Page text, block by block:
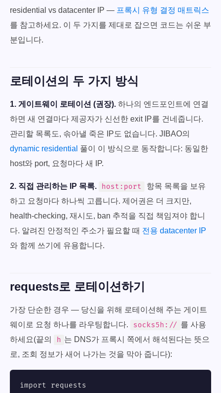
residential vs datacenter IP — 프록시 유형 결정 매트릭스
를 참고하세요. 이 두 가지를 제대로 잡으면 코드는 쉬운 부
분입니다.
로테이션의 두 가지 방식
1. 게이트웨이 로테이션 (권장). 하나의 엔드포인트에 연결
하면 새 연결마다 제공자가 신선한 exit IP를 건네줍니다.
관리할 목록도, 솎아낼 죽은 IP도 없습니다. JIBAO의
dynamic residential 풀이 이 방식으로 동작합니다: 동일한
host와 port, 요청마다 새 IP.
2. 직접 관리하는 IP 목록. host:port
항목 목록을 보유
하고 요청마다 하나씩 고릅니다. 제어권은 더 크지만,
health-checking, 재시도, ban 추적을 직접 책임져야 합니
다. 알려진 안정적인 주소가 필요할 때 전용 datacenter IP
와 함께 쓰기에 유용합니다.
requests로 로테이션하기
가장 단순한 경우 — 당신을 위해 로테이션해 주는 게이트
웨이로 요청 하나를 라우팅합니다.
socks5h:// 를 사용
하세요(끝의
h 는 DNS가 프록시 쪽에서 해석된다는 뜻으
로, 조회 정보가 새어 나가는 것을 막아 줍니다):
import requests